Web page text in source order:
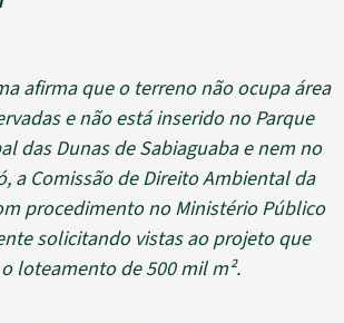
afirma que o terreno não ocupa área
e não está inserido no Parque
das Dunas de Sabiaguaba e nem no
a Comissão de Direito Ambiental da
procedimento no Ministério Público
solicitando vistas ao projeto que
loteamento de 500 mil m².